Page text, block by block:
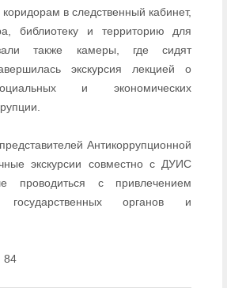
в следственный кабинет,
библиотеку и территорию для
также камеры, где сидят
экскурсия лекцией о
и экономических
Антикоррупционной
экскурсии совместно с ДУИС
проводиться с привлечением
государственных органов и
84